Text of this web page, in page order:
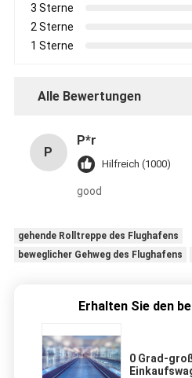
3 Sterne
2 Sterne
1 Sterne
Alle Bewertungen
P
P*r
Hilfreich (1000)
good
gehende Rolltreppe des Flughafens
beweglicher Gehweg des Flughafens
Erhalten Sie den
0 Grad-